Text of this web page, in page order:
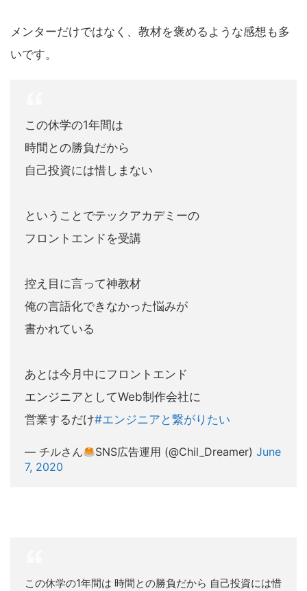
メンターだけではなく、教材を褒めるような感想も多
いです。
この休学の1年間は
時間との勝負だから
自己投資には惜しまない
ということでテックアカデミーの
フロントエンドを受講
控え目に言って神教材
俺の言語化できなかった悩みが
書かれている
あとは今月中にフロントエンド
エンジニアとしてWeb制作会社に
営業するだけ#エンジニアと繋がりたい
— チルさん SNS広告運用 (@Chil_Dreamer)June
7, 2020
この休学の1年間は 時間との勝負だから 自己投資には惜